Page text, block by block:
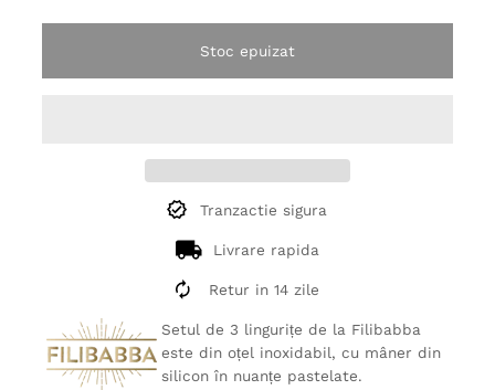
Stoc epuizat
Tranzactie sigura
Livrare rapida
Retur in 14 zile
Setul de 3 lingurițe de la Filibabba
este din oțel inoxidabil, cu mâner din
silicon în nuanțe pastelate.